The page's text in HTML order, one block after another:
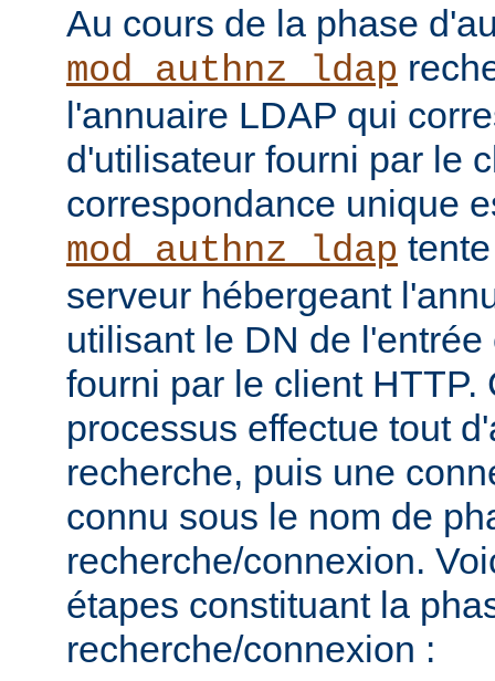
Au cours de la phase
mod_authnz_ldap
l'annuaire LDAP qui
d'utilisateur fourni par le
correspondance unique
mod_authnz_ldap
serveur hébergeant
utilisant le DN de
fourni par le client HTTP.
processus effectue tout
recherche, puis une
connu sous le nom de
recherche/connexion.
étapes constituant la
recherche/connexion :